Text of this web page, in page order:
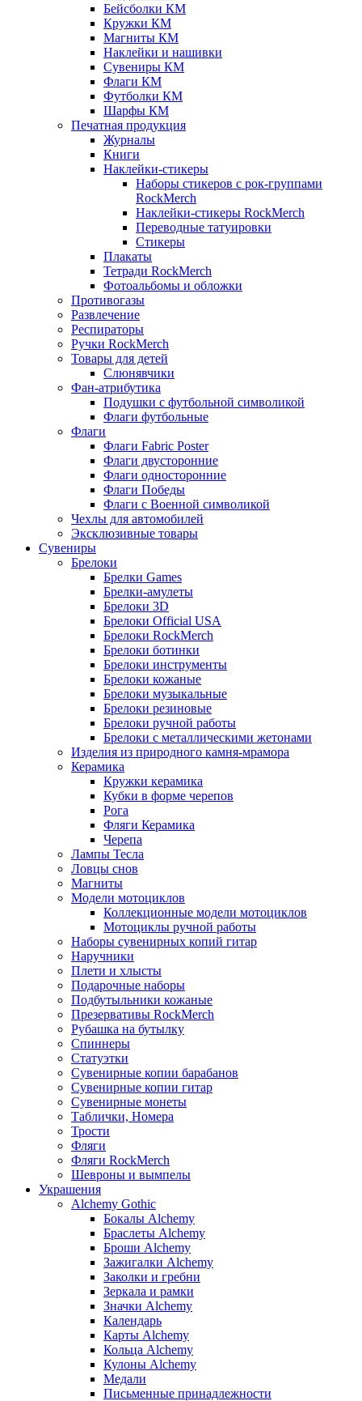
Бейсболки КМ
Кружки КМ
Магниты КМ
Наклейки и нашивки
Сувениры КМ
Флаги КМ
Футболки КМ
Шарфы КМ
Печатная продукция
Журналы
Книги
Наклейки-стикеры
Наборы стикеров с рок-группами
RockMerch
Наклейки-стикеры RockMerch
Переводные татуировки
Стикеры
Плакаты
Тетради RockMerch
Фотоальбомы и обложки
Противогазы
Развлечение
Респираторы
Ручки RockMerch
Товары для детей
Слюнявчики
Фан-атрибутика
Подушки с футбольной символикой
Флаги футбольные
Флаги
Флаги Fabric Poster
Флаги двусторонние
Флаги односторонние
Флаги Победы
Флаги с Военной символикой
Чехлы для автомобилей
Эксклюзивные товары
Сувениры
Брелоки
Брелки Games
Брелки-амулеты
Брелоки 3D
Брелоки Official USA
Брелоки RockMerch
Брелоки ботинки
Брелоки инструменты
Брелоки кожаные
Брелоки музыкальные
Брелоки резиновые
Брелоки ручной работы
Брелоки с металлическими жетонами
Изделия из природного камня-мрамора
Керамика
Кружки керамика
Кубки в форме черепов
Рога
Фляги Керамика
Черепа
Лампы Тесла
Ловцы снов
Магниты
Модели мотоциклов
Коллекционные модели мотоциклов
Мотоциклы ручной работы
Наборы сувенирных копий гитар
Наручники
Плети и хлысты
Подарочные наборы
Подбутыльники кожаные
Презервативы RockMerch
Рубашка на бутылку
Спиннеры
Статуэтки
Сувенирные копии барабанов
Сувенирные копии гитар
Сувенирные монеты
Таблички, Номера
Трости
Фляги
Фляги RockMerch
Шевроны и вымпелы
Украшения
Alchemy Gothic
Бокалы Alchemy
Браслеты Alchemy
Броши Alchemy
Зажигалки Alchemy
Заколки и гребни
Зеркала и рамки
Значки Alchemy
Календарь
Карты Alchemy
Кольца Alchemy
Кулоны Alchemy
Медали
Письменные принадлежности